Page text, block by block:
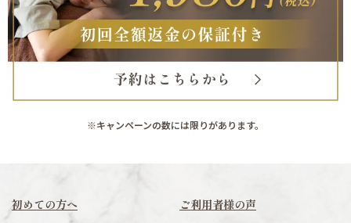
※キャンペーンの数には限りがあります。
初めての方へ ご利用者様の声